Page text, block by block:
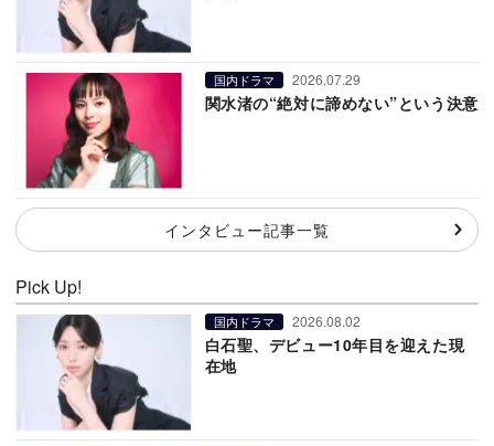
国内ドラマ 2026.07.29
関水渚の“絶対に諦めない”という決意
インタビュー記事一覧
Pick Up!
国内ドラマ 2026.08.02
白石聖、デビュー10年目を迎えた現
在地